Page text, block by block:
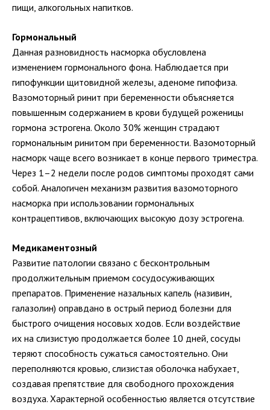
пищи, алкогольных напитков.
Гормональный
Данная разновидность насморка обусловлена
изменением гормонального фона. Наблюдается при
гипофункции щитовидной железы, аденоме гипофиза.
Вазомоторный ринит при беременности объясняется
повышенным содержанием в крови будущей роженицы
гормона эстрогена. Около 30% женщин страдают
гормональным ринитом при беременности. Вазомоторный
насморк чаще всего возникает в конце первого триместра.
Через 1–2 недели после родов симптомы проходят сами
собой. Аналогичен механизм развития вазомоторного
насморка при использовании гормональных
контрацептивов, включающих высокую дозу эстрогена.
Медикаментозный
Развитие патологии связано с бесконтрольным
продолжительным приемом сосудосуживающих
препаратов. Применение назальных капель (називин,
галазолин) оправдано в острый период болезни для
быстрого очищения носовых ходов. Если воздействие
их на слизистую продолжается более 10 дней, сосуды
теряют способность сужаться самостоятельно. Они
переполняются кровью, слизистая оболочка набухает,
создавая препятствие для свободного прохождения
воздуха. Характерной особенностью является отсутствие